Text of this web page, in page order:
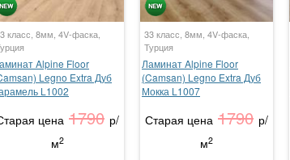
класс, 8мм, 4V-фаска,
Alpine Floor
Legno Extra Дуб
L1002
цена 1790 р/
м2
33 класс, 8мм, 4V-фаска,
Турция
Ламинат Alpine Floor
(Camsan) Legno Extra Дуб
Мокка L1007
Старая цена 1790 р/
м2